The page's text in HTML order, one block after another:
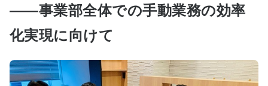
――事業部全体での手動業務の効率
化実現に向けて